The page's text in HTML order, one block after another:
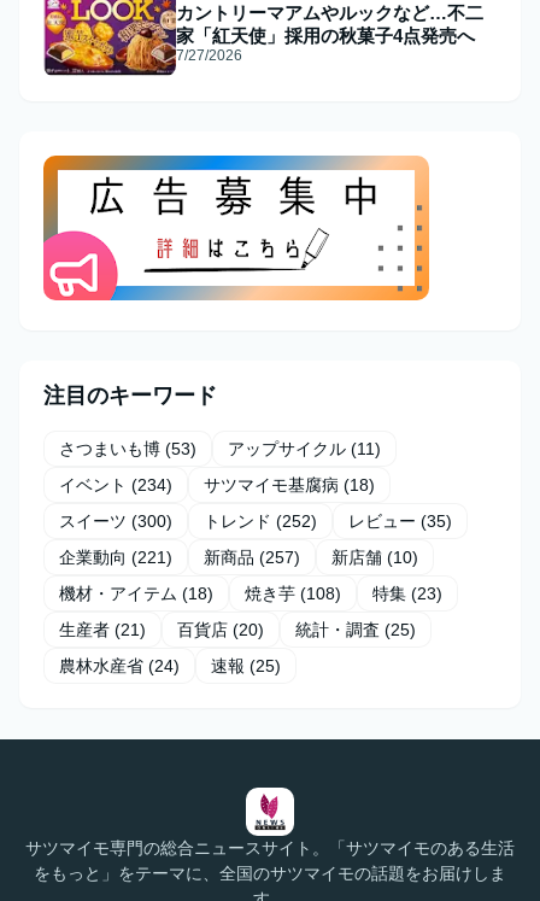
カントリーマアムやルックなど…不二
家「紅天使」採用の秋菓子4点発売へ
7/27/2026
注目のキーワード
さつまいも博 (53) アップサイクル (11)
イベント (234) サツマイモ基腐病 (18)
スイーツ (300) トレンド (252) レビュー (35)
企業動向 (221) 新商品 (257) 新店舗 (10)
機材・アイテム (18) 焼き芋 (108) 特集 (23)
生産者 (21) 百貨店 (20) 統計・調査 (25)
農林水産省 (24) 速報 (25)
サツマイモ専門の総合ニュースサイト。「サツマイモのある生活
をもっと」をテーマに、全国のサツマイモの話題をお届けしま